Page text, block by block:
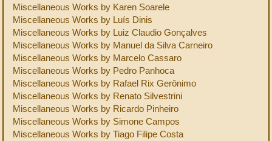
Miscellaneous Works by Karen Soarele
Miscellaneous Works by Luís Dinis
Miscellaneous Works by Luiz Claudio Gonçalves
Miscellaneous Works by Manuel da Silva Carneiro
Miscellaneous Works by Marcelo Cassaro
Miscellaneous Works by Pedro Panhoca
Miscellaneous Works by Rafael Rix Gerônimo
Miscellaneous Works by Renato Silvestrini
Miscellaneous Works by Ricardo Pinheiro
Miscellaneous Works by Simone Campos
Miscellaneous Works by Tiago Filipe Costa